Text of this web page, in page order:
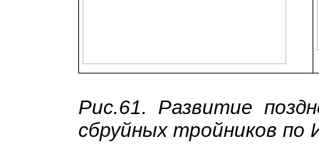
Рис.61. Развитие
сбруйных тройников по